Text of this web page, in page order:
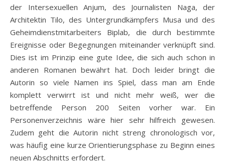
der Intersexuellen Anjum, des Journalisten Naga, der
Architektin Tilo, des Untergrundkämpfers Musa und des
Geheimdienstmitarbeiters Biplab, die durch bestimmte
Ereignisse oder Begegnungen miteinander verknüpft sind.
Dies ist im Prinzip eine gute Idee, die sich auch schon in
anderen Romanen bewährt hat. Doch leider bringt die
Autorin so viele Namen ins Spiel, dass man am Ende
komplett verwirrt ist und nicht mehr weiß, wer die
betreffende Person 200 Seiten vorher war. Ein
Personenverzeichnis wäre hier sehr hilfreich gewesen.
Zudem geht die Autorin nicht streng chronologisch vor,
was häufig eine kurze Orientierungsphase zu Beginn eines
neuen Abschnitts erfordert.